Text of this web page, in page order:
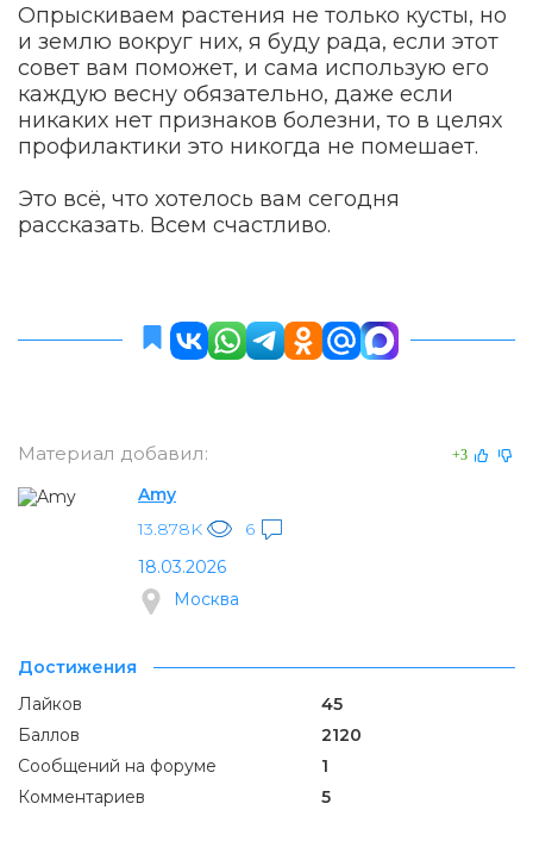
Опрыскиваем растения не только кусты, но
и землю вокруг них, я буду рада, если этот
совет вам поможет, и сама использую его
каждую весну обязательно, даже если
никаких нет признаков болезни, то в целях
профилактики это никогда не помешает.
Это всё, что хотелось вам сегодня
рассказать. Всем счастливо.
Материал добавил: +3
Amy
13.878K
6
18.03.2026
Москва
Достижения
Лайков
45
Баллов
2120
Сообщений на форуме
1
Комментариев
5